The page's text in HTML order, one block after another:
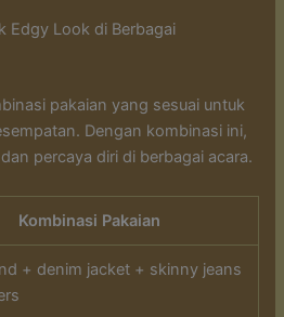
Edgy Look di Berbagai
pakaian yang sesuai untuk
Dengan kombinasi ini,
percaya diri di berbagai acara.
Kombinasi Pakaian
+ denim jacket + skinny jeans